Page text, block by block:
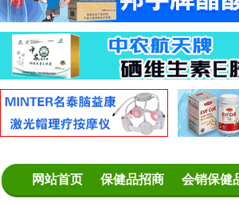
网站首页 保健品招商 会销保健